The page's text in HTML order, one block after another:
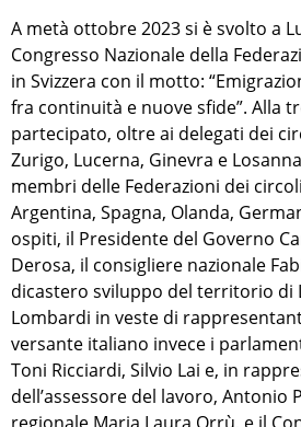
A metà ottobre 2023 si è svolto a
Congresso Nazionale della
in Svizzera con il motto:
fra continuità e nuove sfide”. Alla
partecipato, oltre ai delegati dei
Zurigo, Lucerna, Ginevra e
membri delle Federazioni dei
Argentina, Spagna, Olanda,
ospiti, il Presidente del Governo
Derosa, il consigliere nazionale
dicastero sviluppo del territorio di
Lombardi in veste di
versante italiano invece i
Toni Ricciardi, Silvio Lai e, in
dell’assessore del lavoro, Antonio